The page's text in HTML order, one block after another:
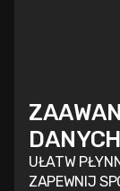
UŁATW
ZAPEWNIJ